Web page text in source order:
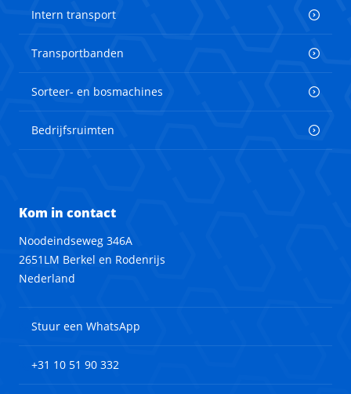
Intern transport
Transportbanden
Sorteer- en bosmachines
Bedrijfsruimten
Kom in contact
Noodeindseweg 346A
2651LM Berkel en Rodenrijs
Nederland
Stuur een WhatsApp
+31 10 51 90 332